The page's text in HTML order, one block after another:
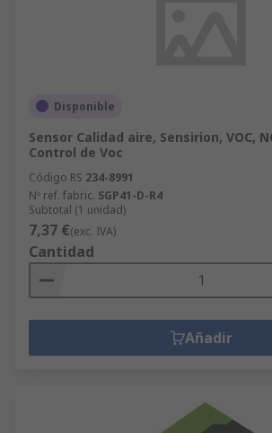
Disponible
Sensor Calidad aire, Sensirion, VOC,
Control de Voc
Código RS 234-8991
Nº ref. fabric. SGP41-D-R4
Subtotal (1 unidad)
7,37 €(exc. IVA)
Cantidad
Añadir